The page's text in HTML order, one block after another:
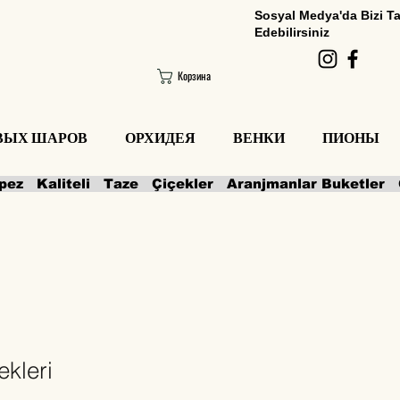
Корзина
Sosyal Medya'da Bizi
Edebilirsiniz
ШАРОВ ОРХИДЕЯ ВЕНКИ ПИОНЫ